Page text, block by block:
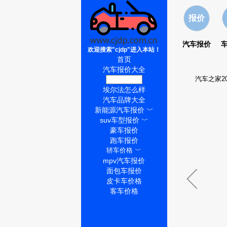
报价
汽车报价
汽车之家
欢迎搜索"cjdp"进入本站！
首页
汽车报价大全
埃尔法怎么样
汽车品牌大全
新能源汽车报价﹀
suv车型报价﹀
豪车报价
跑车报价
轿车价格 ﹀
mpv汽车报价
面包车报价
皮卡车价格
客车价格